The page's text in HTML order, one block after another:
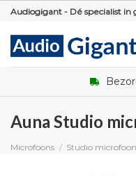
Skip
content
Audiogigant - Dé specialist in
Auna Studio
Microfoons / Studio